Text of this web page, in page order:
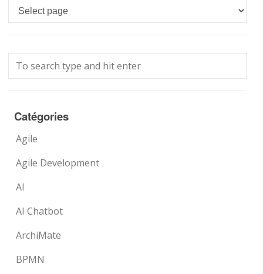
Languages
Catégories
Agile
Agile Development
AI
AI Chatbot
ArchiMate
BPMN